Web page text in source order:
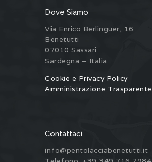
Dove Siamo
Via Enrico Berlinguer, 16
Benetutti
07010 Sassari
Sardegna – Italia
Cookie e Privacy Policy
Amministrazione Trasparente
Contattaci
info@pentolacciabenetutti.it